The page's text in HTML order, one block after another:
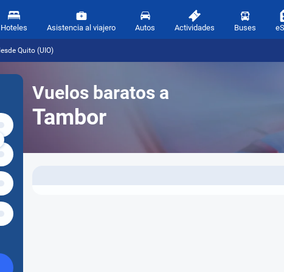
Hoteles Asistencia al viajero Autos Actividades Buses
Quito (UIO)
Vuelos baratos a
Tambor